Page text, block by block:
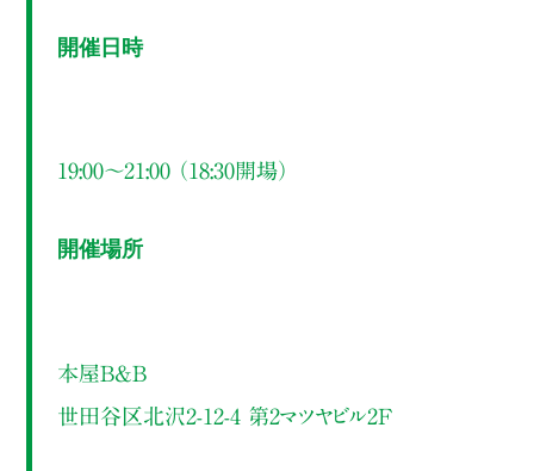
開催日時
19:00～21:00 （18:30開場）
開催場所
本屋B&B
世田谷区北沢2-12-4 第2マツヤビル2F